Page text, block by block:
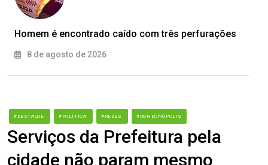
Homem é encontrado caído com três perfurações
8 de agosto de 2026
#DESTAQUE #POLÍTICA #REDES #RONDONÓPOLIS
Serviços da Prefeitura pela
cidade não param mesmo